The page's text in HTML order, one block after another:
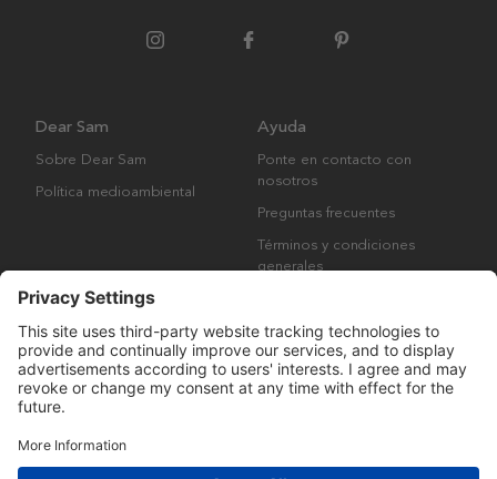
Dear Sam
Sobre Dear Sam
Política medioambiental
Ayuda
Ponte en contacto con
nosotros
Preguntas frecuentes
Términos y condiciones
generales
Derechos de autor © Many Brands AB 2023. Todos los derechos